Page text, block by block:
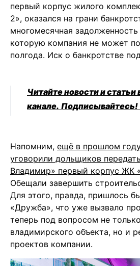
первый корпус жилого
2», оказался на грани
многомесячная
которую компания не может
полгода. Иск о банкротстве
Читайте новости и
канале. Подписывайтесь!
Напомним, ещё в прошлом
уговорили дольщиков
Владимир» первый корпус ЖК
Обещали завершить
Для этого, правда, пришлось
«Дружба», что уже вызвало
теперь под вопросом не
владимирского объекта, но и
проектов компании.